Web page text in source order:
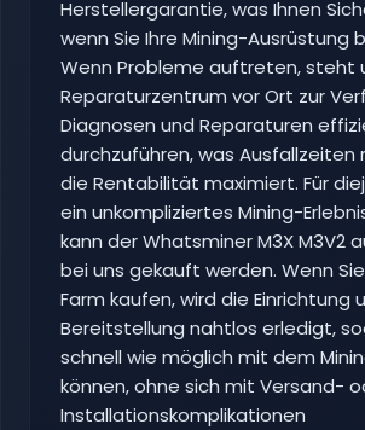
Herstellergarantie, was Ihnen
wenn Sie Ihre Mining-Ausrüstung
Wenn Probleme auftreten, steht
Reparaturzentrum vor Ort zur
Diagnosen und Reparaturen
durchzuführen, was Ausfallzeiten
die Rentabilität maximiert. Für
ein unkompliziertes Mining-
kann der Whatsminer M3X M3V2
bei uns gekauft werden. Wenn
Farm kaufen, wird die Einrichtung
Bereitstellung nahtlos erledigt,
schnell wie möglich mit dem
können, ohne sich mit Versand-
Installationskomplikationen